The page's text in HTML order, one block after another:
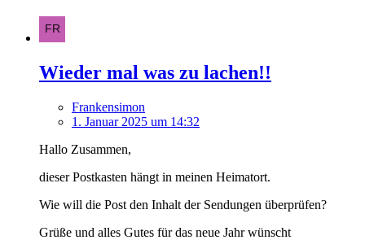
Wieder mal was zu lachen!!
Frankensimon
1. Januar 2025 um 14:32
Hallo Zusammen,
dieser Postkasten hängt in meinen Heimatort.
Wie will die Post den Inhalt der Sendungen überprüfen?
Grüße und alles Gutes für das neue Jahr wünscht